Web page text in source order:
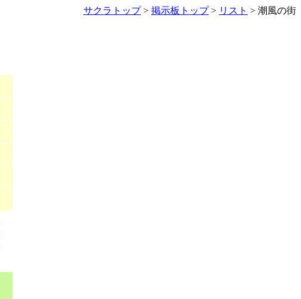
サクラトップ> 掲示板トップ> リスト > 潮風の街